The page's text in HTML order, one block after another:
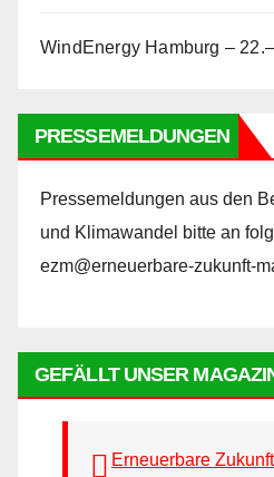
WindEnergy Hamburg –
PRESSEMELDUNGEN
Pressemeldungen aus den
und Klimawandel bitte an
ezm@erneuerbare-zukunft-
GEFÄLLT UNSER
Erneuerbare